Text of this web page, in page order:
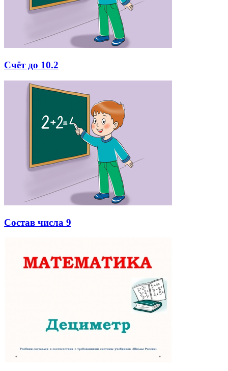
Счёт до 10.2
Состав числа 9